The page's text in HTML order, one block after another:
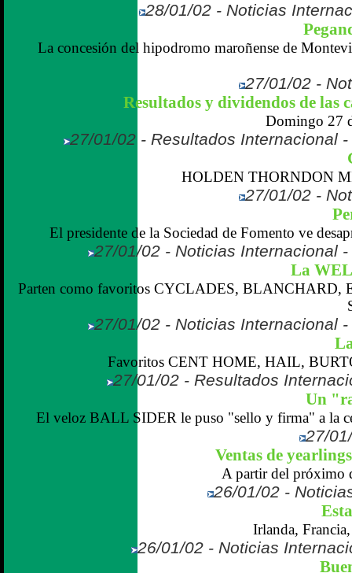
28/01/02 - Noticias
La concesión del hipodromo maroñense de
27/01/02 -
Resultados y dividendos de las
Domingo 27
27/01/02 - Resultados Internacional
HOLDEN THORNDON
27/01/02 -
El presidente de la Sociedad de Fomento ve
27/01/02 - Noticias Internacional
La
Parten como favoritos CYCLADES, BLANCHARD,
27/01/02 - Noticias Internacional
Favoritos CENT HOME, HAIL,
27/01/02 - Resultados
Un
El veloz BALL SIDER le puso "sello y firma" a la
27/
Ventas de
A partir del próximo
26/01/02 -
Irlanda,
26/01/02 - Noticias